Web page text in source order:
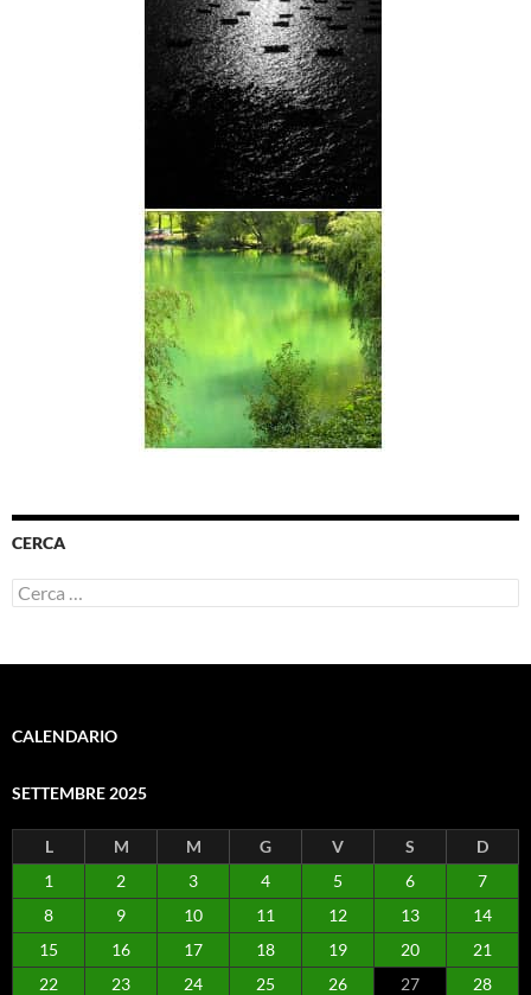
CERCA
Ricerca
per:
CALENDARIO
SETTEMBRE 2025
L M M G V S
D
1
2 3 4 5 6
7
8
9 10 11 12 13
14
15
16 17 18 19 20
21
22
23 24 25 26 27
28